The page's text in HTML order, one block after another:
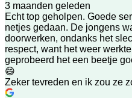
3 maanden geleden
Echt top geholpen. Goede
netjes gedaan. De jongens
doorwerken, ondanks het
respect, want het weer
geprobeerd het een beetje
😄
Zeker tevreden en ik zou ze